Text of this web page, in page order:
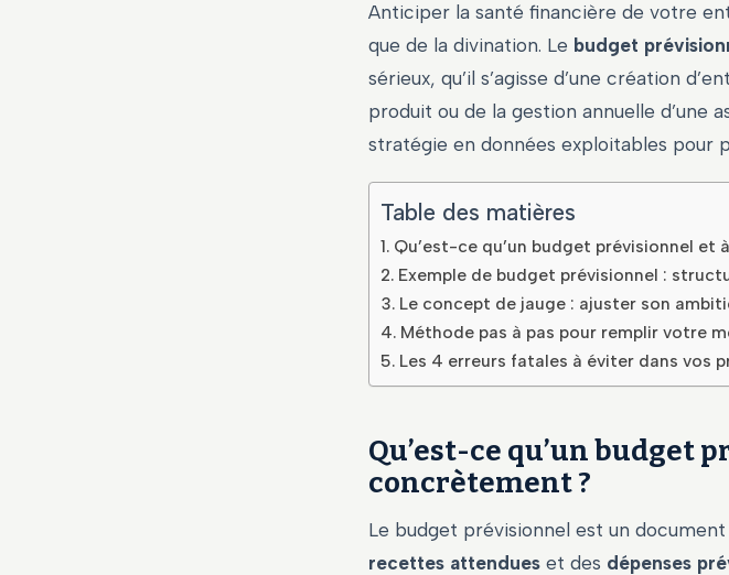
Anticiper la santé financière de votre
que de la divination. Le budget
sérieux, qu’il s’agisse d’une création
produit ou de la gestion annuelle d’une
stratégie en données exploitables pour
Table des matières
Qu’est-ce qu’un budget prévisionnel
Exemple de budget prévisionnel :
Le concept de jauge : ajuster son
Méthode pas à pas pour remplir votre
Les 4 erreurs fatales à éviter dans vos
Qu’est-ce qu’un budget
concrètement ?
Le budget prévisionnel est un
recettes attendues et des dépenses